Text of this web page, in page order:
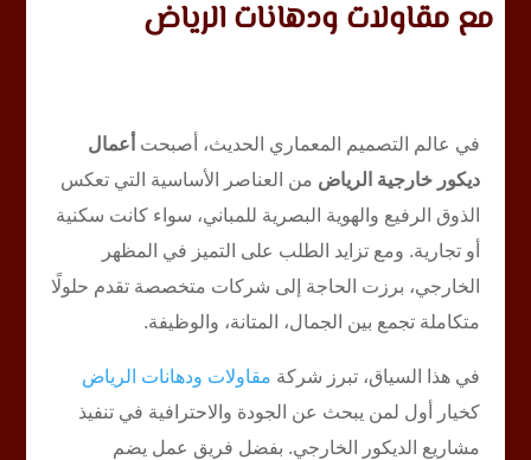
مع مقاولات ودهانات الرياض
في عالم التصميم المعماري الحديث، أصبحت أعمال
ديكور خارجية الرياض من العناصر الأساسية التي تعكس
الذوق الرفيع والهوية البصرية للمباني، سواء كانت سكنية
أو تجارية. ومع تزايد الطلب على التميز في المظهر
الخارجي، برزت الحاجة إلى شركات متخصصة تقدم حلولًا
متكاملة تجمع بين الجمال، المتانة، والوظيفة.
في هذا السياق، تبرز شركة مقاولات ودهانات الرياض
كخيار أول لمن يبحث عن الجودة والاحترافية في تنفيذ
مشاريع الديكور الخارجي. بفضل فريق عمل يضم